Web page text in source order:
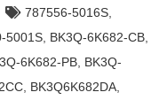
787556-5016S,
5001S, BK3Q-6K682-CB,
6K682-PB, BK3Q-
, BK3Q6K682DA,